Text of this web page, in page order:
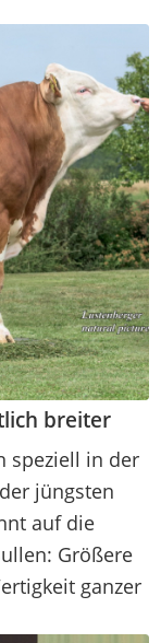
breiter
speziell in der
jüngsten
auf die
Größere
ganzer